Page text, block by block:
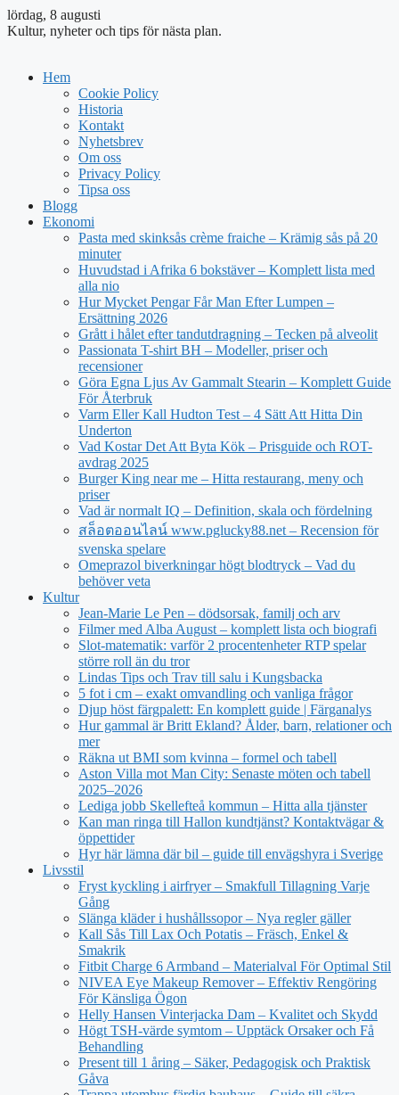
lördag, 8 augusti
Kultur, nyheter och tips för nästa plan.
Hem
Cookie Policy
Historia
Kontakt
Nyhetsbrev
Om oss
Privacy Policy
Tipsa oss
Blogg
Ekonomi
Pasta med skinksås crème fraiche – Krämig sås på 20
minuter
Huvudstad i Afrika 6 bokstäver – Komplett lista med
alla nio
Hur Mycket Pengar Får Man Efter Lumpen –
Ersättning 2026
Grått i hålet efter tandutdragning – Tecken på alveolit
Passionata T-shirt BH – Modeller, priser och
recensioner
Göra Egna Ljus Av Gammalt Stearin – Komplett Guide
För Återbruk
Varm Eller Kall Hudton Test – 4 Sätt Att Hitta Din
Underton
Vad Kostar Det Att Byta Kök – Prisguide och ROT-
avdrag 2025
Burger King near me – Hitta restaurang, meny och
priser
Vad är normalt IQ – Definition, skala och fördelning
สล็อตออนไลน์ www.pglucky88.net – Recension för
svenska spelare
Omeprazol biverkningar högt blodtryck – Vad du
behöver veta
Kultur
Jean‑Marie Le Pen – dödsorsak, familj och arv
Filmer med Alba August – komplett lista och biografi
Slot-matematik: varför 2 procentenheter RTP spelar
större roll än du tror
Lindas Tips och Trav till salu i Kungsbacka
5 fot i cm – exakt omvandling och vanliga frågor
Djup höst färgpalett: En komplett guide | Färganalys
Hur gammal är Britt Ekland? Ålder, barn, relationer och
mer
Räkna ut BMI som kvinna – formel och tabell
Aston Villa mot Man City: Senaste möten och tabell
2025–2026
Lediga jobb Skellefteå kommun – Hitta alla tjänster
Kan man ringa till Hallon kundtjänst? Kontaktvägar &
öppettider
Hyr här lämna där bil – guide till envägshyra i Sverige
Livsstil
Fryst kyckling i airfryer – Smakfull Tillagning Varje
Gång
Slänga kläder i hushållssopor – Nya regler gäller
Kall Sås Till Lax Och Potatis – Fräsch, Enkel &
Smakrik
Fitbit Charge 6 Armband – Materialval För Optimal Stil
NIVEA Eye Makeup Remover – Effektiv Rengöring
För Känsliga Ögon
Helly Hansen Vinterjacka Dam – Kvalitet och Skydd
Högt TSH-värde symtom – Upptäck Orsaker och Få
Behandling
Present till 1 åring – Säker, Pedagogisk och Praktisk
Gåva